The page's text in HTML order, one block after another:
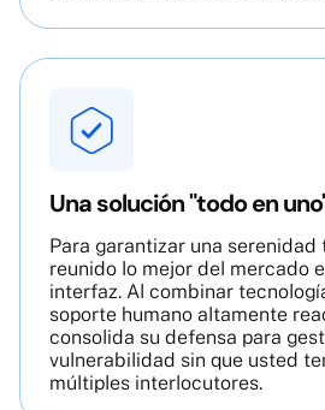
Una solución "todo en
Para garantizar una serenidad
reunido lo mejor del mercado
interfaz. Al combinar
soporte humano altamente
consolida su defensa para
vulnerabilidad sin que usted
múltiples interlocutores.